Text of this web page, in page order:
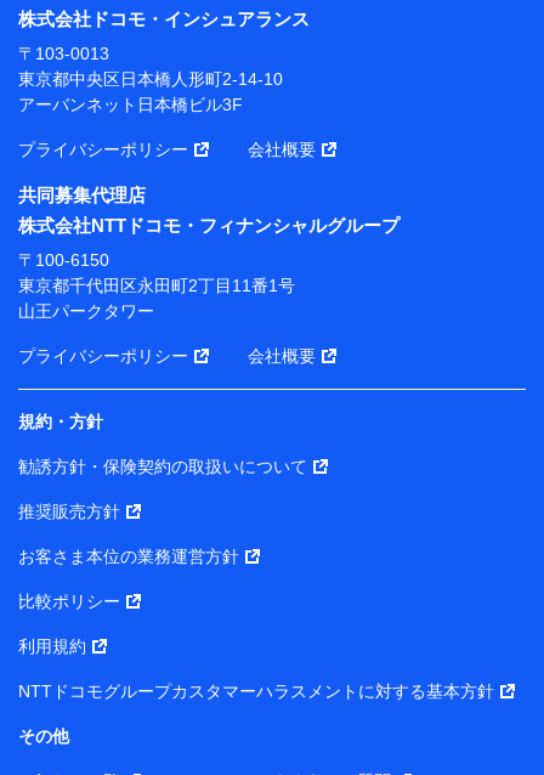
本橋ビル 3F
長 吉村 忠義
※ 当社および株式会社NTTドコモは、お客さまの情報
ソナルデータ憲章」に定める行動原則を順守します 。
※ パーソナルデータダッシュボードの「第三者提供の
管理」の設定状態にかかわらず、共同利用する場合があ
ります。
※ dポイントクラブ会員ではないお客さま（2019年12
月11日以降、一度もdポイントクラブ会員であったこと
がないお客さまに限る）に関する、2019年12月10日以
前に取得した個人データは、こちら の利用目的の範囲内
当社は株式会社NTTドコモ・フィナンシャルグループ
との間で、以下のとおり個人データを共同利用しま
す。
【共同して利用される利用データの項目】
当社または株式会社NTTドコモ・フィナンシャルグルー
の個人データ
基本情報
性、連絡先、dポイントサービスのご利用に関する情報。例
所、dポイント残高、dポイント利用履歴などが含まれます。
株式会社ドコモ・インシュアランス
〒103-0013
東京都中央区日本橋人形町2-14-10
アーバンネット日本橋ビル3F
プライバシーポリシー 会社概要
共同募集代理店
株式会社NTTドコモ・フィナンシャルグループ
〒100-6150
東京都千代田区永田町2丁目11番1号
山王パークタワー
プライバシーポリシー 会社概要
規約・方針
勧誘方針・保険契約の取扱いについて
推奨販売方針
お客さま本位の業務運営方針
比較ポリシー
利用規約
NTTドコモグループカスタマーハラスメントに対する基本方針
その他